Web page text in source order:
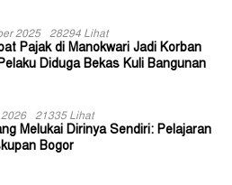
2025 28294 Lihat
Pajak di Manokwari Jadi Korban
Diduga Bekas Kuli Bangunan
21335 Lihat
Melukai Dirinya Sendiri: Pelajaran
Bogor